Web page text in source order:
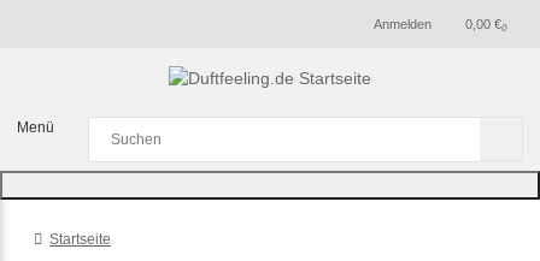
Anmelden 0
0,00 €
Menü
Startseite